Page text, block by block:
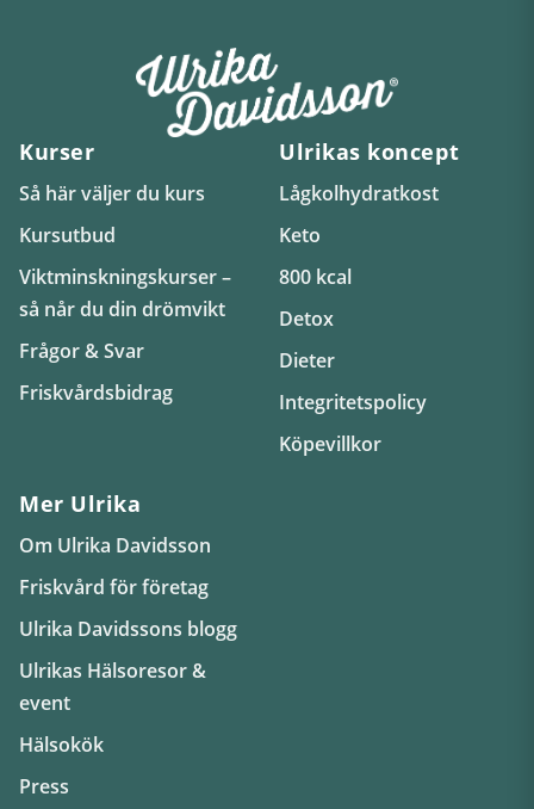
Kurser
Så här väljer du kurs
Kursutbud
Viktminskningskurser –
så når du din drömvikt
Frågor & Svar
Friskvårdsbidrag
Ulrikas koncept
Lågkolhydratkost
Keto
800 kcal
Detox
Dieter
Integritetspolicy
Köpevillkor
Mer Ulrika
Om Ulrika Davidsson
Friskvård för företag
Ulrika Davidssons blogg
Ulrikas Hälsoresor &
event
Hälsokök
Press